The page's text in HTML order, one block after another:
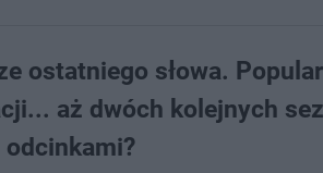
ostatniego słowa.
aż dwóch kolejnych
odcinkami?